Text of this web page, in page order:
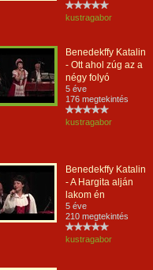
kustragabor
Benedekffy Katalin
- Ott ahol zúg az a
négy folyó
5 éve
176 megtekintés
kustragabor
Benedekffy Katalin
- A Hargita alján
lakom én
5 éve
210 megtekintés
kustragabor